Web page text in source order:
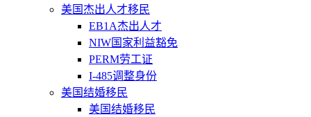
美国杰出人才移民
EB1A杰出人才
NIW国家利益豁免
PERM劳工证
I-485调整身份
美国结婚移民
美国结婚移民